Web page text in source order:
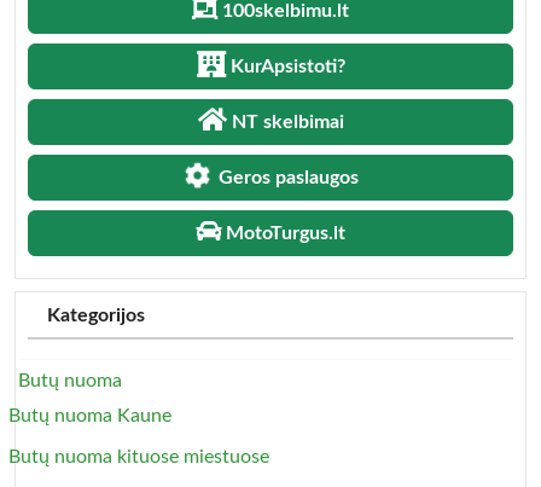
100skelbimu.lt
KurApsistoti?
NT skelbimai
Geros paslaugos
MotoTurgus.lt
Kategorijos
Butų nuoma
Butų nuoma Kaune
Butų nuoma kituose miestuose